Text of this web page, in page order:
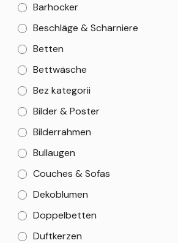
Barhocker
Beschläge & Scharniere
Betten
Bettwäsche
Bez kategorii
Bilder & Poster
Bilderrahmen
Bullaugen
Couches & Sofas
Dekoblumen
Doppelbetten
Duftkerzen